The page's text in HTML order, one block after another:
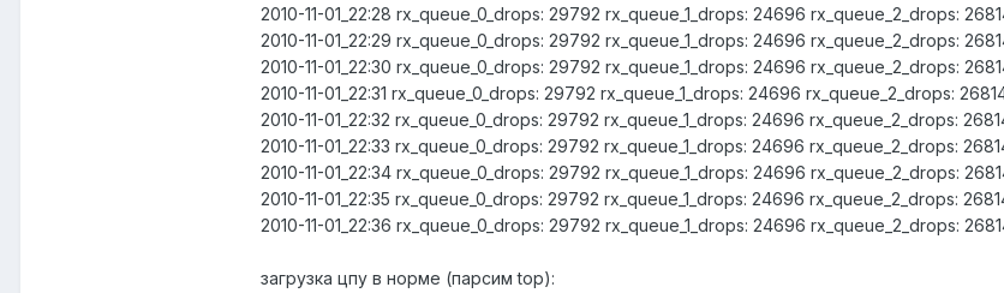
2010-11-01_22:28 rx_queue_0_drops: 29792 rx_queue_1_drops: 24696 rx_queue_2_drops:
2010-11-01_22:29 rx_queue_0_drops: 29792 rx_queue_1_drops: 24696 rx_queue_2_drops:
2010-11-01_22:30 rx_queue_0_drops: 29792 rx_queue_1_drops: 24696 rx_queue_2_drops:
2010-11-01_22:31 rx_queue_0_drops: 29792 rx_queue_1_drops: 24696 rx_queue_2_drops:
2010-11-01_22:32 rx_queue_0_drops: 29792 rx_queue_1_drops: 24696 rx_queue_2_drops:
2010-11-01_22:33 rx_queue_0_drops: 29792 rx_queue_1_drops: 24696 rx_queue_2_drops:
2010-11-01_22:34 rx_queue_0_drops: 29792 rx_queue_1_drops: 24696 rx_queue_2_drops:
2010-11-01_22:35 rx_queue_0_drops: 29792 rx_queue_1_drops: 24696 rx_queue_2_drops:
2010-11-01_22:36 rx_queue_0_drops: 29792 rx_queue_1_drops: 24696 rx_queue_2_drops:
загрузка цпу в норме (парсим top):